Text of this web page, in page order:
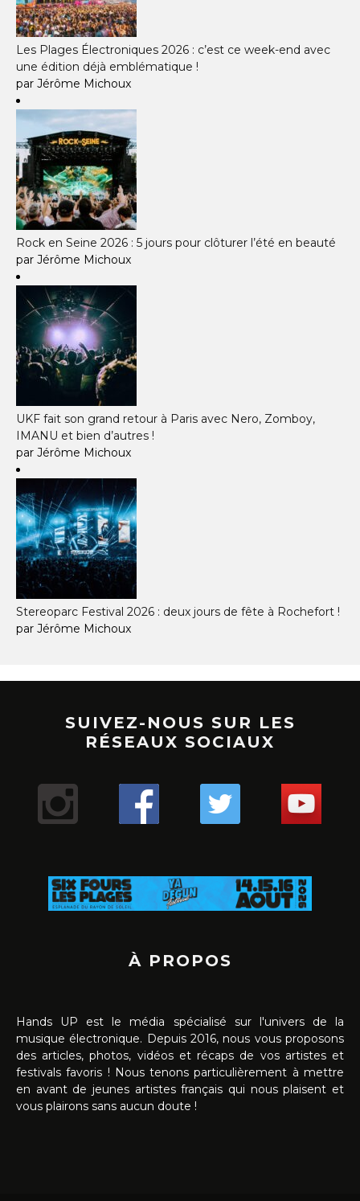
Les Plages Électroniques 2026 : c’est ce week-end avec
une édition déjà emblématique !
par Jérôme Michoux
Rock en Seine 2026 : 5 jours pour clôturer l’été en beauté
par Jérôme Michoux
UKF fait son grand retour à Paris avec Nero, Zomboy,
IMANU et bien d’autres !
par Jérôme Michoux
Stereoparc Festival 2026 : deux jours de fête à Rochefort !
par Jérôme Michoux
SUIVEZ-NOUS SUR LES
RÉSEAUX SOCIAUX
À PROPOS
Hands UP est le média spécialisé sur l'univers de la
musique électronique. Depuis 2016, nous vous proposons
des articles, photos, vidéos et récaps de vos artistes et
festivals favoris ! Nous tenons particulièrement à mettre
en avant de jeunes artistes français qui nous plaisent et
vous plairons sans aucun doute !